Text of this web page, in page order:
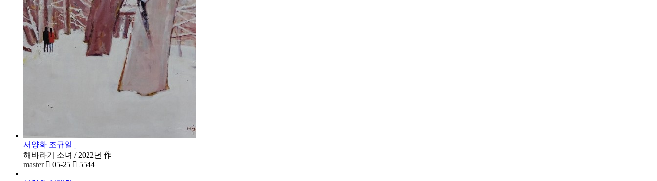
서양화 조규일
해바라기 소녀 / 2022년 作
master
05-25 5544